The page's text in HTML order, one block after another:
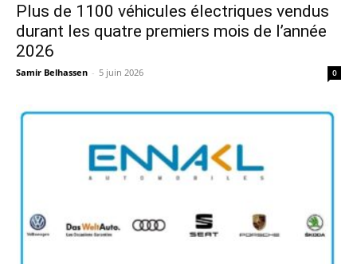
Plus de 1100 véhicules électriques vendus
durant les quatre premiers mois de l’année
2026
Samir Belhassen - 5 juin 2026 0